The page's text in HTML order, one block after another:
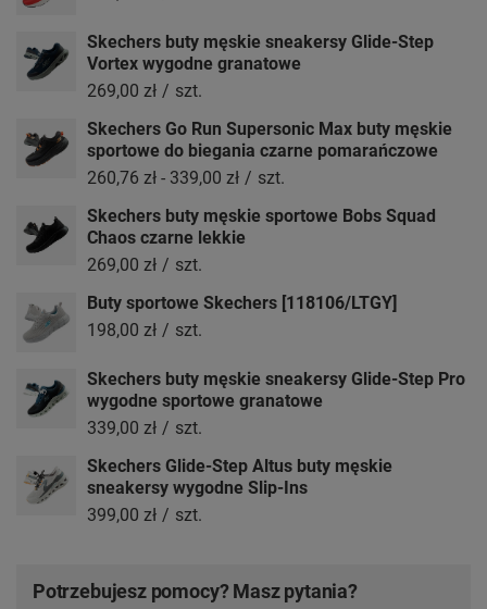
Skechers buty męskie sneakersy Glide-Step
Vortex wygodne granatowe
269,00 zł / szt.
Skechers Go Run Supersonic Max buty męskie
sportowe do biegania czarne pomarańczowe
260,76 zł - 339,00 zł / szt.
Skechers buty męskie sportowe Bobs Squad
Chaos czarne lekkie
269,00 zł / szt.
Buty sportowe Skechers [118106/LTGY]
198,00 zł / szt.
Skechers buty męskie sneakersy Glide-Step Pro
wygodne sportowe granatowe
339,00 zł / szt.
Skechers Glide-Step Altus buty męskie
sneakersy wygodne Slip-Ins
399,00 zł / szt.
Potrzebujesz pomocy? Masz pytania?